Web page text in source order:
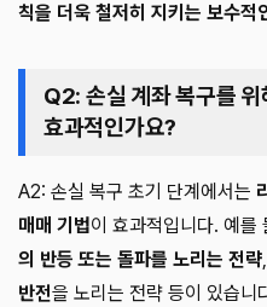
칙을 더욱 철저히 지키는 보수적
Q2: 손실 계좌 복구를 위
효과적인가요?
A2: 손실 복구 초기 단계에서는
매매 기법이 효과적입니다. 예를
의 반등 또는 돌파를 노리는 전략,
반전을 노리는 전략 등이 있습니